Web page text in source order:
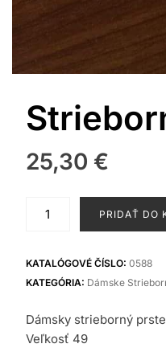
25,30 €
PRIDAŤ DO
KATALÓGOVÉ ČÍSLO: 0588
KATEGÓRIA: Dámske
Dámsky strieborný
Veľkosť 49